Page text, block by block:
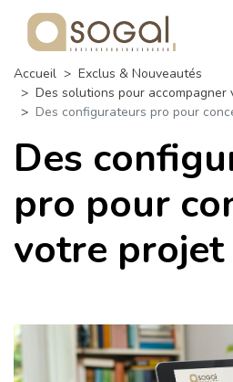
Accueil
Exclus & Nouveautés
Des solutions pour accompagner
Des configurateurs pro pour
Des
pro pour
votre projet